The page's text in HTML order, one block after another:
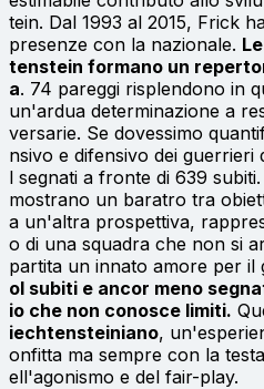
tein. Dal 1993 al 2015, Frick
presenze con la nazionale.
tenstein formano un
a. 74 pareggi risplendono in
un'ardua determinazione a
versarie. Se dovessimo
nsivo e difensivo dei
l segnati a fronte di 639
mostrano un baratro tra
a un'altra prospettiva,
o di una squadra che non si
partita un innato amore per il
ol subiti e ancor meno
io che non conosce limiti.
iechtensteiniano,
onfitta ma sempre con la
ell'agonismo e del fair-play.